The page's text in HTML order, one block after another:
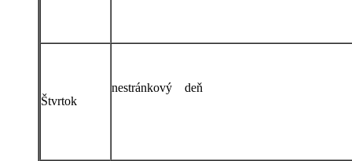
Štvrtok
nestránkový deň